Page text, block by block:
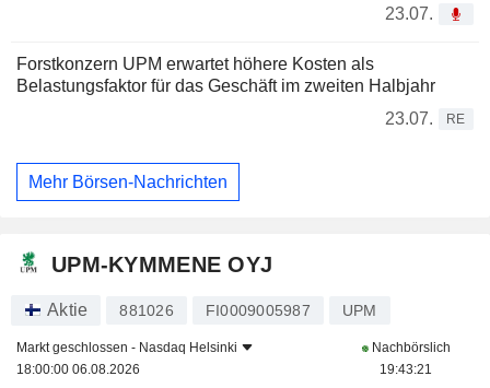
23.07.
Forstkonzern UPM erwartet höhere Kosten als
Belastungsfaktor für das Geschäft im zweiten Halbjahr
23.07.
RE
Mehr Börsen-Nachrichten
UPM-KYMMENE OYJ
Aktie 881026 FI0009005987 UPM
Markt geschlossen - Nasdaq Helsinki
18:00:00 06.08.2026
Nachbörslich
19:43:21